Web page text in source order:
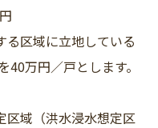
区域に立地している
万円／戸とします。
域（洪水浸水想定区